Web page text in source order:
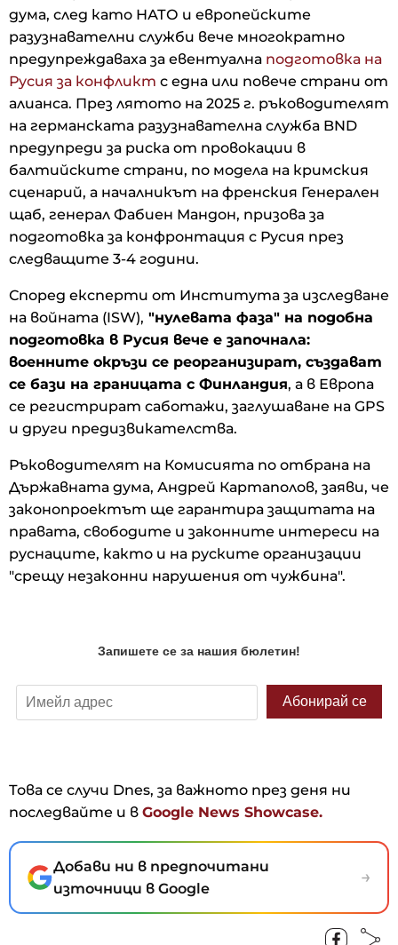
дума, след като НАТО и европейските
разузнавателни служби вече многократно
предупреждаваха за евентуална подготовка на
Русия за конфликт с една или повече страни от
алианса. През лятото на 2025 г. ръководителят
на германската разузнавателна служба BND
предупреди за риска от провокации в
балтийските страни, по модела на кримския
сценарий, а началникът на френския Генерален
щаб, генерал Фабиен Мандон, призова за
подготовка за конфронтация с Русия през
следващите 3-4 години.
Според експерти от Института за изследване
на войната (ISW), "нулевата фаза" на подобна
подготовка в Русия вече е започнала:
военните окръзи се реорганизират, създават
се бази на границата с Финландия, а в Европа
се регистрират саботажи, заглушаване на GPS
и други предизвикателства.
Ръководителят на Комисията по отбрана на
Държавната дума, Андрей Картаполов, заяви, че
законопроектът ще гарантира защитата на
правата, свободите и законните интереси на
руснаците, както и на руските организации
"срещу незаконни нарушения от чужбина".
Това се случи Dnes, за важното през деня ни
последвайте и в Google News Showcase.
Добави ни в предпочитани
източници в Google
→